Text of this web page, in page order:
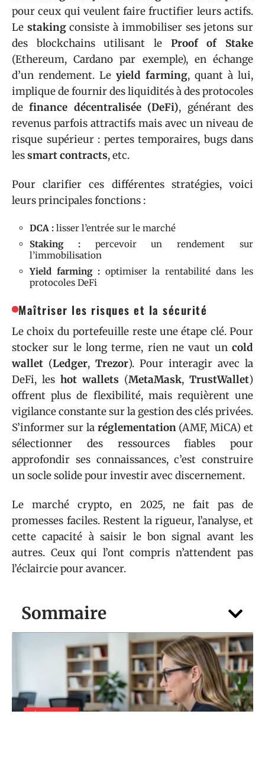
Sommaire
ÉCONOMIES
pour ceux qui veulent faire fructifier leurs actifs.
Le stakingconsiste à immobiliser ses jetons sur
des blockchains utilisant le Proof of Stake
(Ethereum, Cardano par exemple), en échange
d’un rendement. Le yield farming, quant à lui,
implique de fournir des liquidités à des protocoles
definance décentralisée (DeFi), générant des
revenus parfois attractifs mais avec un niveau de
risque supérieur : pertes temporaires, bugs dans
lessmart contracts, etc.
Pour clarifier ces différentes stratégies, voici
leurs principales fonctions :
DCA : lisser l’entrée sur le marché
Staking :percevoir un rendement sur
l’immobilisation
Yield farming :optimiser la rentabilité dans les
protocoles DeFi
Maîtriser les risques et la sécurité
Le choix du portefeuille reste une étape clé. Pour
stocker sur le long terme, rien ne vaut un cold
wallet (Ledger, Trezor). Pour interagir avec la
DeFi, les hot wallets (MetaMask, TrustWallet)
offrent plus de flexibilité, mais requièrent une
vigilance constante sur la gestion des clés privées.
S’informer sur la réglementation(AMF, MiCA) et
sélectionner des ressources fiables pour
approfondir ses connaissances, c’est construire
un socle solide pour investir avec discernement.
Le marché crypto, en 2025, ne fait pas de
promesses faciles. Restent la rigueur, l’analyse, et
cette capacité à saisir le bon signal avant les
autres. Ceux qui l’ont compris n’attendent pas
l’éclaircie pour avancer.